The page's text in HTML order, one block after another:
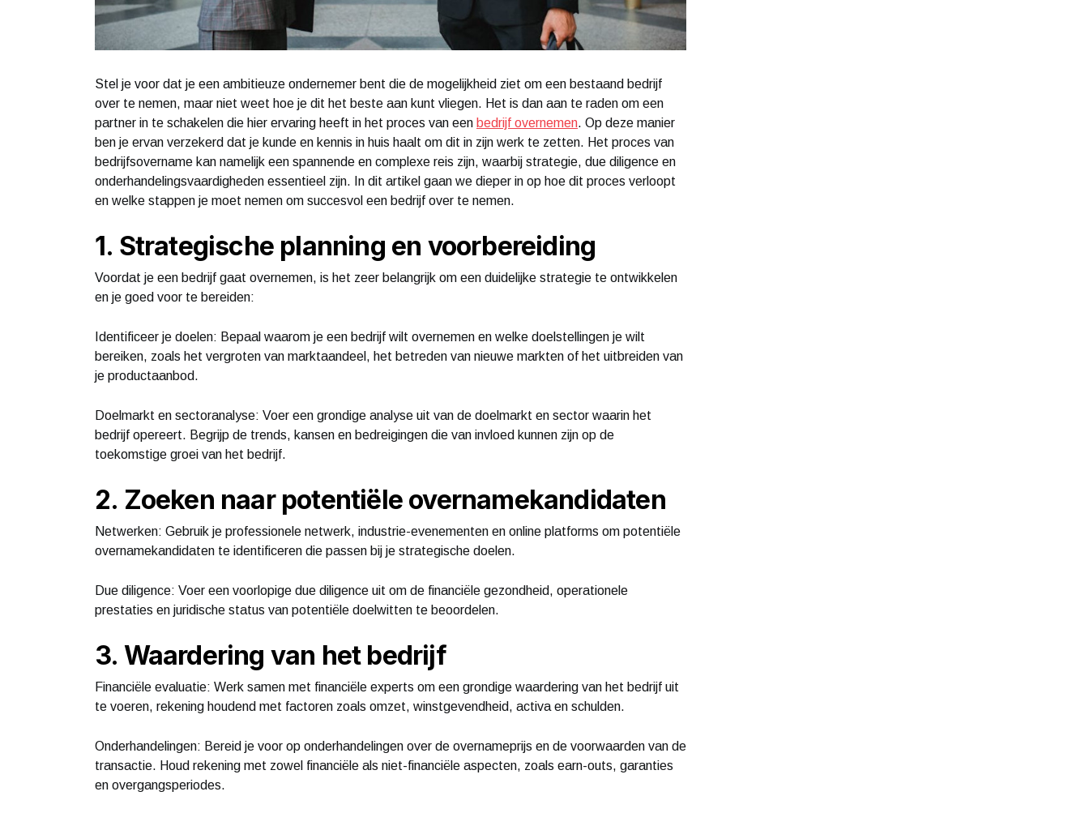
Stel je voor dat je een ambitieuze ondernemer bent die de mogelijkheid ziet om een bestaand bedrijf
over te nemen, maar niet weet hoe je dit het beste aan kunt vliegen. Het is dan aan te raden om een
partner in te schakelen die hier ervaring heeft in het proces van een bedrijf overnemen. Op deze manier
ben je ervan verzekerd dat je kunde en kennis in huis haalt om dit in zijn werk te zetten. Het proces van
bedrijfsovername kan namelijk een spannende en complexe reis zijn, waarbij strategie, due diligence en
onderhandelingsvaardigheden essentieel zijn. In dit artikel gaan we dieper in op hoe dit proces verloopt
en welke stappen je moet nemen om succesvol een bedrijf over te nemen.
1. Strategische planning en voorbereiding
Voordat je een bedrijf gaat overnemen, is het zeer belangrijk om een duidelijke strategie te ontwikkelen
en je goed voor te bereiden:
Identificeer je doelen: Bepaal waarom je een bedrijf wilt overnemen en welke doelstellingen je wilt
bereiken, zoals het vergroten van marktaandeel, het betreden van nieuwe markten of het uitbreiden van
je productaanbod.
Doelmarkt en sectoranalyse: Voer een grondige analyse uit van de doelmarkt en sector waarin het
bedrijf opereert. Begrijp de trends, kansen en bedreigingen die van invloed kunnen zijn op de
toekomstige groei van het bedrijf.
2. Zoeken naar potentiële overnamekandidaten
Netwerken: Gebruik je professionele netwerk, industrie-evenementen en online platforms om potentiële
overnamekandidaten te identificeren die passen bij je strategische doelen.
Due diligence: Voer een voorlopige due diligence uit om de financiële gezondheid, operationele
prestaties en juridische status van potentiële doelwitten te beoordelen.
3. Waardering van het bedrijf
Financiële evaluatie: Werk samen met financiële experts om een grondige waardering van het bedrijf uit
te voeren, rekening houdend met factoren zoals omzet, winstgevendheid, activa en schulden.
Onderhandelingen: Bereid je voor op onderhandelingen over de overnameprijs en de voorwaarden van de
transactie. Houd rekening met zowel financiële als niet-financiële aspecten, zoals earn-outs, garanties
en overgangsperiodes.